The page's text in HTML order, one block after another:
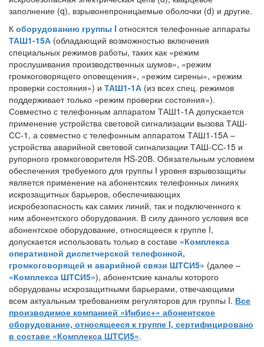
заполнение (q), взрывонепроницаемые оболочки (d) и другие.
К оборудованию группы I относятся телефонные аппараты
ТАШ1-15А (обладающий возможностью включения
специальных режимов работы, таких как «режим
прослушивания производственных шумов», «режим
громкоговорящего оповещения», «режим сирены», «режим
проверки состояния») и ТАШ1-1А (из всех спец. режимов
поддерживает только «режим проверки состояния»).
Совместно с телефонным аппаратом ТАШ1-1А допускается
применение устройства световой сигнализации вызова ТАШ-
СС-1, а совместно с телефонным аппаратом ТАШ1-15А –
устройства аварийной световой сигнализации ТАШ-СС-15 и
рупорного громкоговорителя HS-20В. Обязательным условием
обеспечения требуемого для группы I уровня взрывозащиты
является применение на абонентских телефонных линиях
искрозащитных барьеров, обеспечивающих
искробезопасность как самих линий, так и подключенного к
ним абонентского оборудования. В силу данного условия все
абонентское оборудование, относящееся к группе I,
допускается использовать только в составе «Комплекса
оперативной диспетчерской телефонной,
громкоговорящей и аварийной связи ШТСИ5» (далее –
«Комплекса ШТСИ5»), абонентские каналы которого
оборудованы искрозащитными барьерами, отвечающими
всем актуальным требованиям регуляторов для группы I. Все
производимое компанией «Инбис+» абонентское
оборудование, относящееся к группе I, сертифицировано
в составе «Комплекса ШТСИ5».